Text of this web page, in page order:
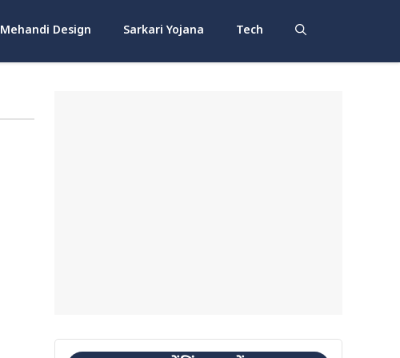
Mehandi Design Sarkari Yojana Tech